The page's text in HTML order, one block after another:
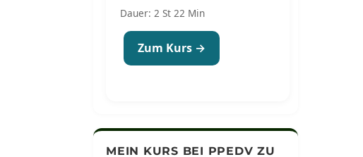
Dauer: 2 St 22 Min
Zum Kurs →
MEIN KURS BEI PPEDV ZU